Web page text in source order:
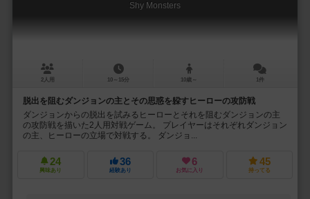
Shy Monsters
2人用 10～15分 10歳～ 1件
脱出を阻むダンジョンの主とその思惑を躱すヒーローの攻防戦
ダンジョンからの脱出を試みるヒーローとそれを阻むダンジョンの主
の攻防戦を描いた2人用対戦ゲーム。 プレイヤーはそれぞれダンジョン
の主、ヒーローの立場で対戦する。 ダンジョ...
24
興味あり
36
経験あり
6
お気に入り
45
持ってる